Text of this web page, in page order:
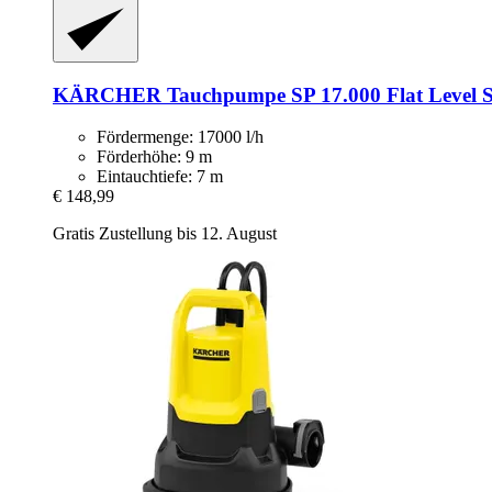
KÄRCHER Tauchpumpe SP 17.000 Flat Level
Fördermenge: 17000 l/h
Förderhöhe: 9 m
Eintauchtiefe: 7 m
€ 148,99
Gratis Zustellung bis 12. August